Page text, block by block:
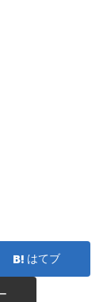
はてブ